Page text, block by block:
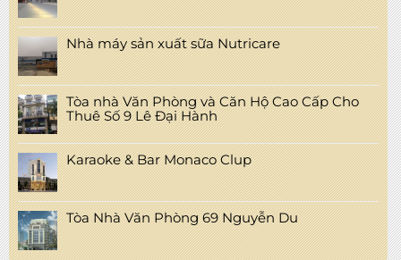
Nhà máy sản xuất sữa Nutricare
Tòa nhà Văn Phòng và Căn Hộ Cao Cấp Cho
Thuê Số 9 Lê Đại Hành
Karaoke & Bar Monaco Clup
Tòa Nhà Văn Phòng 69 Nguyễn Du